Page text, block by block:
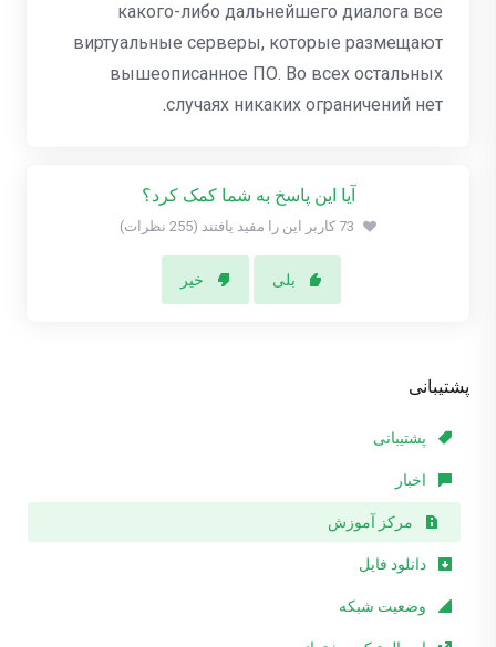
پشتیبانی
پشتیبانی
اخبار
مرکز آموزش
دانلود فایل
وضعیت شبکه
какого-либо дальнейшего диалога все
виртуальные серверы, которые размещают
вышеописанное ПО. Во всех остальных
случаях никаких ограничений нет.
آیا این پاسخ به شما کمک کرد؟
73 کاربر این را مفید یافتند (255 نظرات)
بلی خیر